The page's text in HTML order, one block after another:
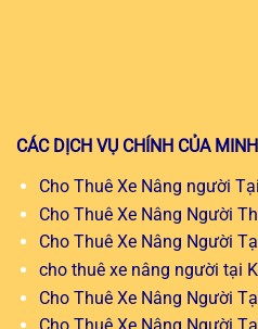
CÁC DỊCH VỤ CHÍNH CỦA
Cho Thuê Xe Nâng người
Cho Thuê Xe Nâng Người
Cho Thuê Xe Nâng Người
cho thuê xe nâng người tại
Cho Thuê Xe Nâng Người